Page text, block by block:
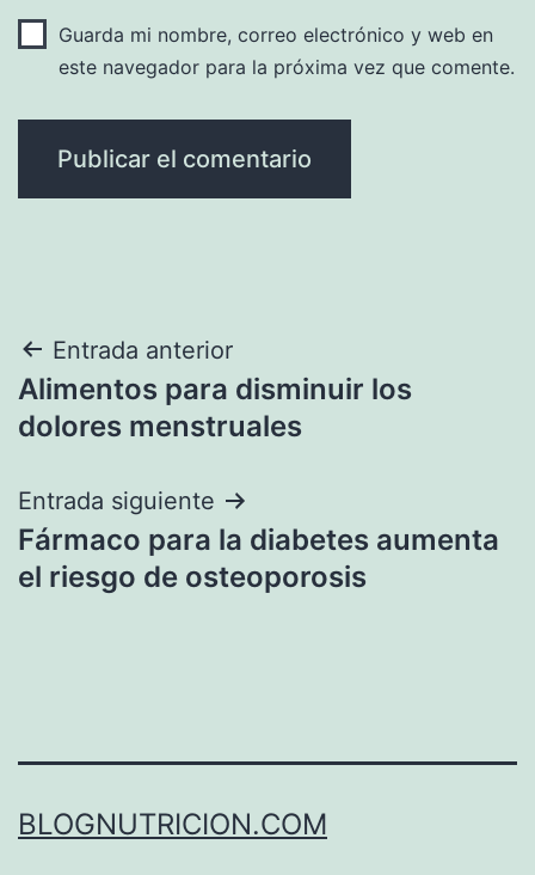
Guarda mi nombre, correo electrónico y web en
este navegador para la próxima vez que comente.
Navegación
de
Entrada anterior
Alimentos para disminuir los
dolores menstruales
Entrada siguiente
Fármaco para la diabetes aumenta
el riesgo de osteoporosis
BLOGNUTRICION.COM